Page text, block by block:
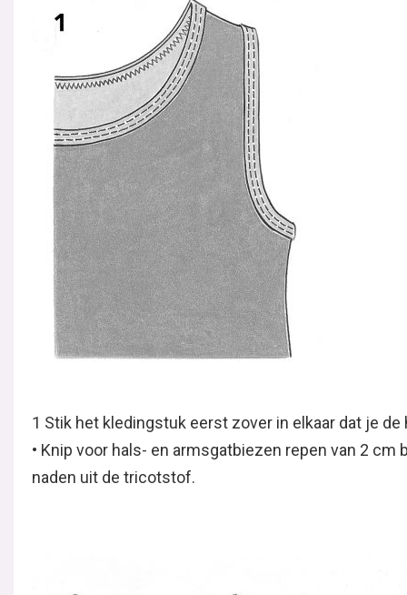
1 Stik het kledingstuk eerst zover in elkaar dat je
• Knip voor hals- en armsgatbiezen repen van 2
naden uit de tricotstof.